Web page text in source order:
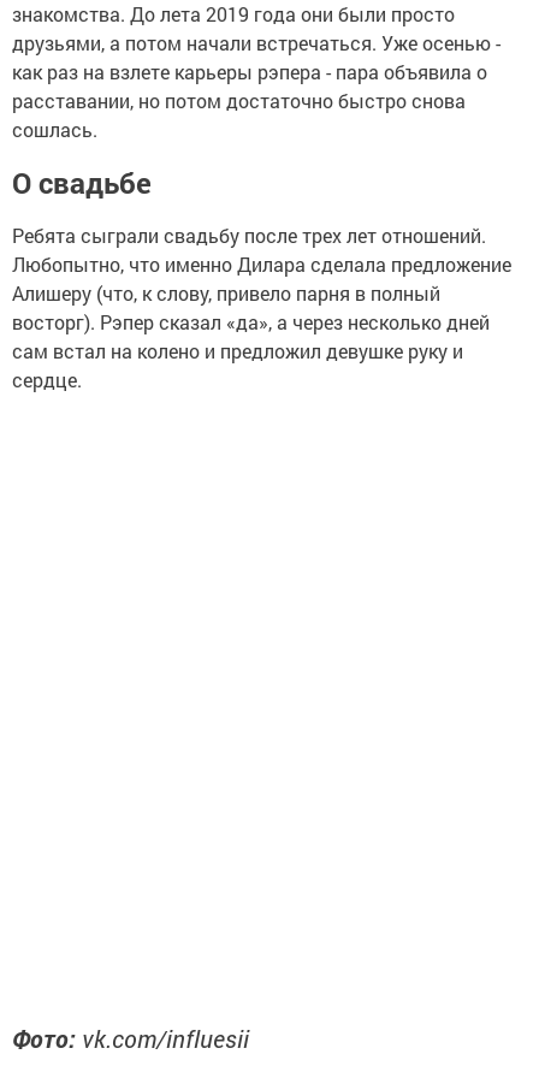
знакомства. До лета 2019 года они были просто
друзьями, а потом начали встречаться. Уже осенью -
как раз на взлете карьеры рэпера - пара объявила о
расставании, но потом достаточно быстро снова
сошлась.
О свадьбе
Ребята сыграли свадьбу после трех лет отношений.
Любопытно, что именно Дилара сделала предложение
Алишеру (что, к слову, привело парня в полный
восторг). Рэпер сказал «да», а через несколько дней
сам встал на колено и предложил девушке руку и
сердце.
Фото: vk.com/influesii